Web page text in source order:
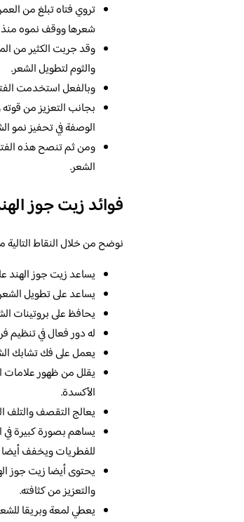
تروي فتاه تبلغ من
شعرها ووقف نموه منذ
وقد جربت الكثير من
والثوم لتطويل الشعر.
وبالفعل استخدمت
بجانب التعزيز من
الوصفة في تحفيز نمو
ومن ثم تنصح هذه
الشعر.
فوائد زيت جوز
نوضح من خلال النقاط التالية
يساعد زيت جوز الهند
يساعد على تطويل
يحافظ على بروتينات
له دور فعال في تنظيم
يعمل على فك تشابك
يقلل من ظهور علامات
الأكسدة.
يعالج التقصف والتلف
يساهم بصورة كبيرة
للفطريات ويخفف
والتعزيز من كثافته.
يعطي لمعة وبريقا